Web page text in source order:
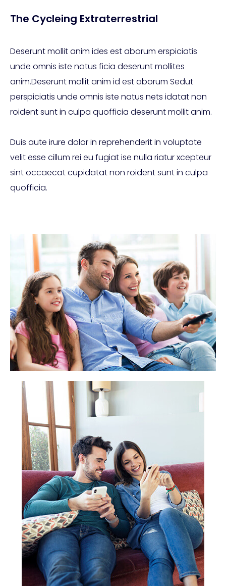
The Cycleing Extraterrestrial
Deserunt mollit anim ides est aborum erspiciatis
unde omnis iste natus ficia deserunt mollites
anim.Deserunt mollit anim id est aborum Sedut
perspiciatis unde omnis iste natus nets idatat non
roident sunt in culpa quofficia deserunt mollit anim.
Duis aute irure dolor in reprehenderit in voluptate
velit esse cillum rei eu fugiat ise nulla riatur xcepteur
sint occaecat cupidatat non roident sunt in culpa
quofficia.